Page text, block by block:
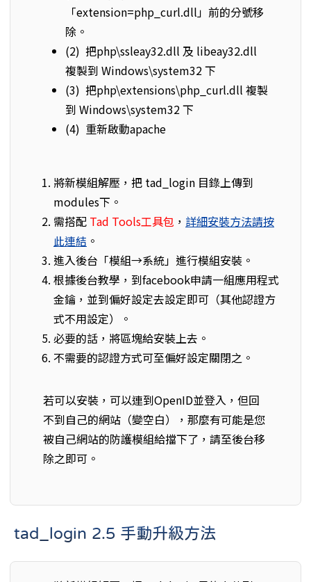
「extension=php_curl.dll」前的分號移
除。
(2) 把php\ssleay32.dll 及 libeay32.dll
複製到 Windows\system32 下
(3) 把php\extensions\php_curl.dll 複製
到 Windows\system32 下
(4) 重新啟動apache
將新模組解壓，把 tad_login 目錄上傳到
modules下。
需搭配 Tad Tools工具包 ， 詳細安裝方法請按
此連結 。
進入後台「模組→系統」進行模組安裝。
根據後台教學，到facebook申請一組應用程式
金鑰，並到偏好設定去設定即可（其他認證方
式不用設定）。
必要的話，將區塊給安裝上去。
不需要的認證方式可至偏好設定關閉之。
若可以安裝，可以連到OpenID並登入，但回
不到自己的網站（變空白），那麼有可能是您
被自己網站的防護模組給擋下了，請至後台移
除之即可。
tad_login 2.5 手動升級方法